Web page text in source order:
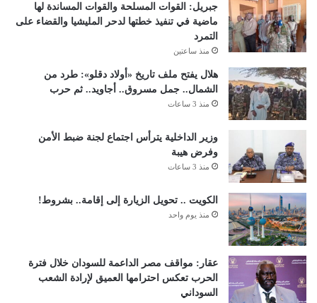
جبريل: القوات المسلحة والقوات المساندة لها
ماضية في تنفيذ خطتها لدحر المليشيا والقضاء على
التمرد
منذ ساعتين
هلال يفتح ملف تاريخ «أولاد دقلو»: طرد من
الشمال.. جمل مسروق.. أجاويد.. ثم حرب
منذ 3 ساعات
وزير الداخلية يترأس اجتماع لجنة ضبط الأمن
وفرض هيبة
منذ 3 ساعات
الكويت .. تحويل الزيارة إلى إقامة.. بشروط!
منذ يوم واحد
عقار: مواقف مصر الداعمة للسودان خلال فترة
الحرب تعكس احترامها العميق لإرادة الشعب
السوداني